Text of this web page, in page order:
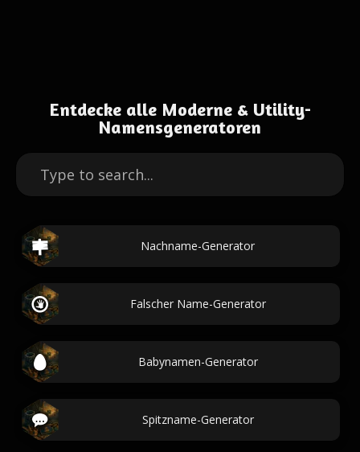
Entdecke alle Moderne & Utility-
Namensgeneratoren
Nachname-Generator
Falscher Name-Generator
Babynamen-Generator
Spitzname-Generator